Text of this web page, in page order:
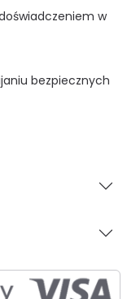
w
bezpiecznych